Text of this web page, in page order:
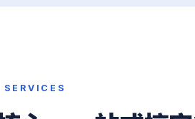
SERVICES